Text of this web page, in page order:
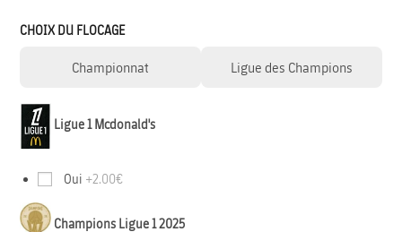
CHOIX DU FLOCAGE
Championnat Ligue des Champions
Ligue 1 Mcdonald's
Oui +2.00€
Champions Ligue 1 2025